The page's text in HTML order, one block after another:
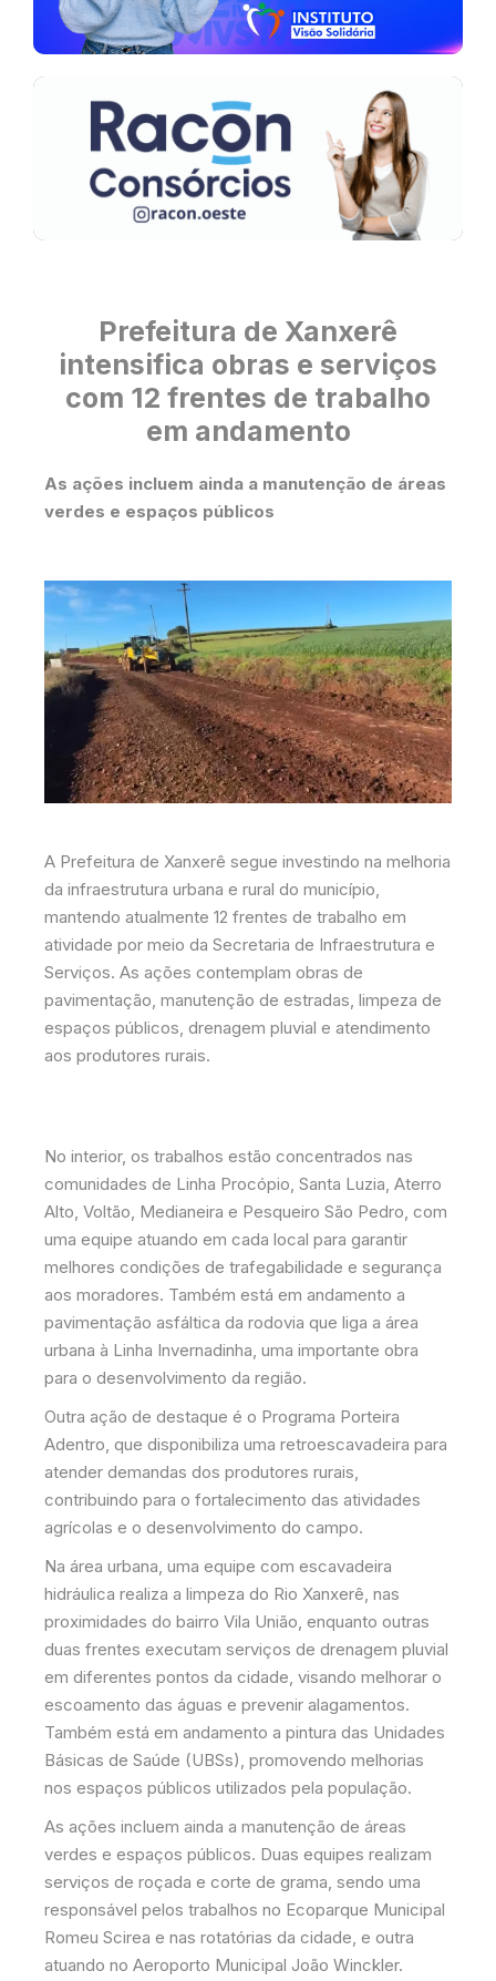
Prefeitura de Xanxerê
intensifica obras e serviços
com 12 frentes de trabalho
em andamento
​As ações incluem ainda a manutenção de áreas
verdes e espaços públicos
A Prefeitura de Xanxerê segue investindo na melhoria
da infraestrutura urbana e rural do município,
mantendo atualmente 12 frentes de trabalho em
atividade por meio da Secretaria de Infraestrutura e
Serviços. As ações contemplam obras de
pavimentação, manutenção de estradas, limpeza de
espaços públicos, drenagem pluvial e atendimento
aos produtores rurais.
No interior, os trabalhos estão concentrados nas
comunidades de Linha Procópio, Santa Luzia, Aterro
Alto, Voltão, Medianeira e Pesqueiro São Pedro, com
uma equipe atuando em cada local para garantir
melhores condições de trafegabilidade e segurança
aos moradores. Também está em andamento a
pavimentação asfáltica da rodovia que liga a área
urbana à Linha Invernadinha, uma importante obra
para o desenvolvimento da região.
Outra ação de destaque é o Programa Porteira
Adentro, que disponibiliza uma retroescavadeira para
atender demandas dos produtores rurais,
contribuindo para o fortalecimento das atividades
agrícolas e o desenvolvimento do campo.
Na área urbana, uma equipe com escavadeira
hidráulica realiza a limpeza do Rio Xanxerê, nas
proximidades do bairro Vila União, enquanto outras
duas frentes executam serviços de drenagem pluvial
em diferentes pontos da cidade, visando melhorar o
escoamento das águas e prevenir alagamentos.
Também está em andamento a pintura das Unidades
Básicas de Saúde (UBSs), promovendo melhorias
nos espaços públicos utilizados pela população.
As ações incluem ainda a manutenção de áreas
verdes e espaços públicos. Duas equipes realizam
serviços de roçada e corte de grama, sendo uma
responsável pelos trabalhos no Ecoparque Municipal
Romeu Scirea e nas rotatórias da cidade, e outra
atuando no Aeroporto Municipal João Winckler.